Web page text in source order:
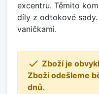
excentru. Těmito
díly z odtokové
vaničkami.
 Zboží je
Zboží odešleme
dnů.